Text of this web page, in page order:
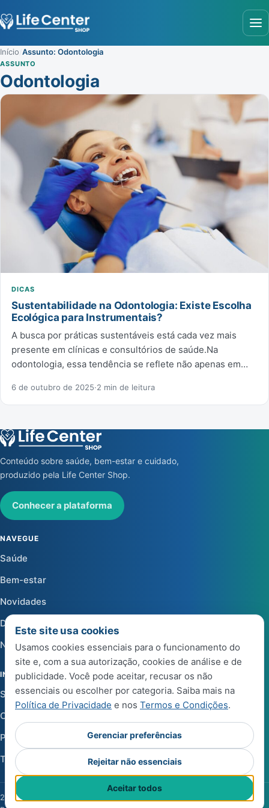
Início Assunto: Odontologia
ASSUNTO
Odontologia
DICAS
Sustentabilidade na Odontologia: Existe Escolha
Ecológica para Instrumentais?
A busca por práticas sustentáveis está cada vez mais
presente em clínicas e consultórios de saúde.Na
odontologia, essa tendência se reflete não apenas em…
6 de outubro de 2025·2 min de leitura
Conteúdo sobre saúde, bem-estar e cuidado,
produzido pela Life Center Shop.
Conhecer a plataforma
NAVEGUE
Saúde
Bem-estar
Novidades
Dicas
Notícias
INSTITUCIONAL
Sobre a Life Center Shop
Central de Ajuda
Política de Privacidade
Termos e Condições de Uso
2026 Life Center Blog. Todos os direitos reservados.
Este site usa cookies
Usamos cookies essenciais para o funcionamento do
site e, com a sua autorização, cookies de análise e de
publicidade. Você pode aceitar, recusar os não
essenciais ou escolher por categoria. Saiba mais na
Política de Privacidade e nos Termos e Condições.
Gerenciar preferências
Rejeitar não essenciais
Aceitar todos